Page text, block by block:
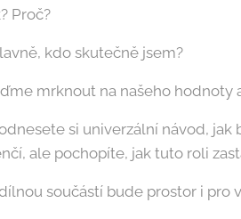
Proč?
kdo skutečně jsem?
mrknout na našeho hodnoty
si univerzální návod,
ale pochopíte, jak tuto roli
součástí bude prostor i pro